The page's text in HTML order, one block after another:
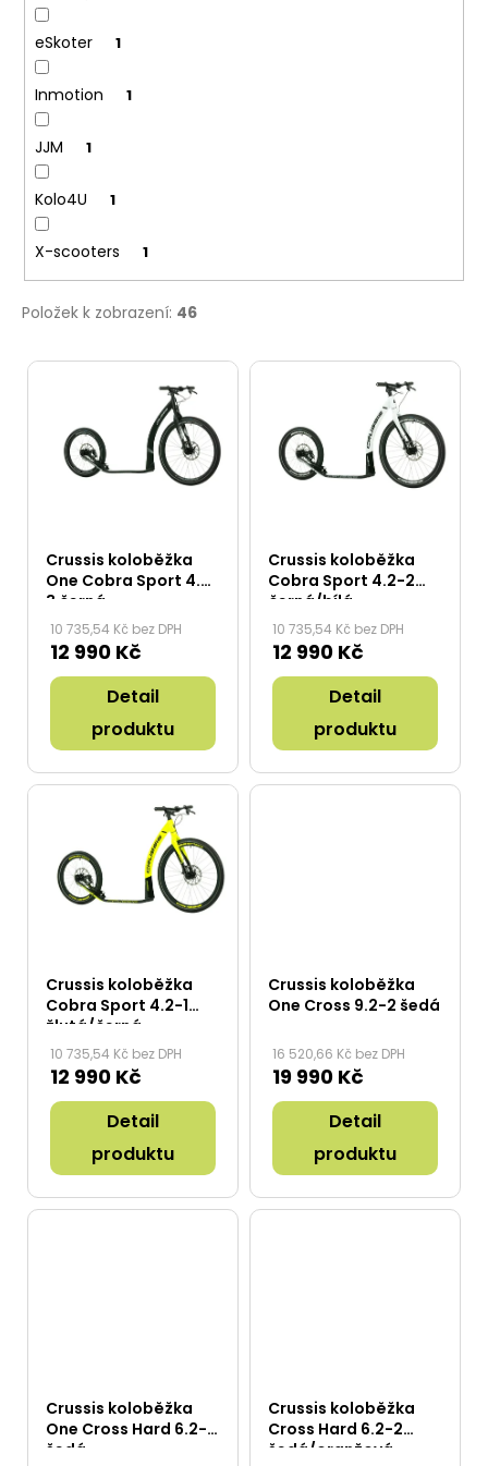
eSkoter 1
Inmotion 1
JJM 1
Kolo4U 1
X-scooters 1
Položek k zobrazení: 46
V
Crussis koloběžka
One Cobra Sport 4.2-
3 černá
10 735,54 Kč bez DPH
12 990 Kč
Detail
produktu
Crussis koloběžka
Cobra Sport 4.2-2
černá/bílá
10 735,54 Kč bez DPH
12 990 Kč
Detail
produktu
Crussis koloběžka
Cobra Sport 4.2-1
žlutá/černá
10 735,54 Kč bez DPH
12 990 Kč
Detail
produktu
Crussis koloběžka
One Cross 9.2-2 šedá
16 520,66 Kč bez DPH
19 990 Kč
Detail
produktu
Crussis koloběžka
One Cross Hard 6.2-2
šedá
Crussis koloběžka
Cross Hard 6.2-2
šedá/oranžová